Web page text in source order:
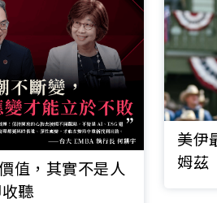
值，其實不是人
聽
美伊
姆茲